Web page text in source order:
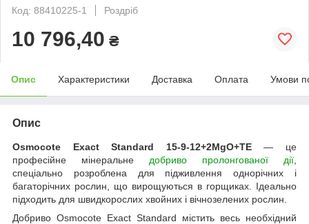
Код: 88410225-1
Роздріб
10 796,40 ₴
Опис Характеристики Доставка Оплата Умови
Опис
Osmocote Exact Standard 15-9-12+2MgO+TE— це
професійне мінеральне добриво пролонгованої дії
спеціально розроблена для підживлення однорічних і
багаторічних рослин, що вирощуються в горщиках. Ідеально
підходить для швидкорослих хвойних і вічнозелених рослин.
Добриво Osmocote Exact Standard містить весь необхідний